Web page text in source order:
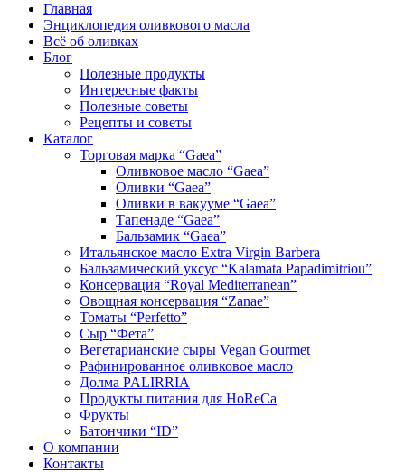
Главная
Энциклопедия оливкового масла
Всё об оливках
Блог
Полезные продукты
Интересные факты
Полезные советы
Рецепты и советы
Каталог
Торговая марка “Gaea”
Оливковое масло “Gaea”
Оливки “Gaea”
Оливки в вакууме “Gaea”
Тапенаде “Gaea”
Бальзамик “Gaea”
Итальянское масло Extra Virgin Barbera
Бальзамический уксус “Kalamata Papadimitriou”
Консервация “Royal Mediterranean”
Овощная консервация “Zanae”
Томаты “Perfetto”
Сыр “Фета”
Вегетарианские сыры Vegan Gourmet
Рафинированное оливковое масло
Долма PALIRRIA
Продукты питания для HoReCa
Фрукты
Батончики “ID”
О компании
Контакты